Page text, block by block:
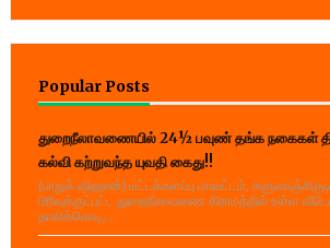
Popular Posts
துறைநீலாவணையில் 24½ பவுண் தங்க நகைகள்
கல்வி கற்றுவந்த யுவதி கைது!!
(பாறுக் ஷிஹான்) மட்டக்களப்பு மாவட்டம்,
பிரிவுக்குட்பட்ட துறைநீலாவணை கிராமத்தில் உள்ள
தாலிக்கொடி,...